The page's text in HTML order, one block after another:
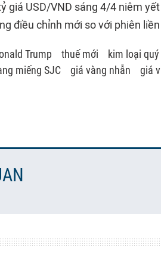
giá USD/VND sáng 4/4 niêm
điều chỉnh mới so với phiên
Trump thuế mới kim loại quý
miếng SJC giá vàng nhẫn giá